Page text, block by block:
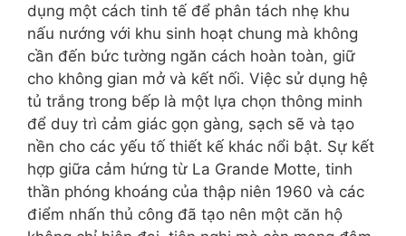
dụng một cách tinh tế để phân tách nhẹ khu
nấu nướng với khu sinh hoạt chung mà không
cần đến bức tường ngăn cách hoàn toàn, giữ
cho không gian mở và kết nối. Việc sử dụng hệ
tủ trắng trong bếp là một lựa chọn thông minh
để duy trì cảm giác gọn gàng, sạch sẽ và tạo
nền cho các yếu tố thiết kế khác nổi bật. Sự kết
hợp giữa cảm hứng từ La Grande Motte, tinh
thần phóng khoáng của thập niên 1960 và các
điểm nhấn thủ công đã tạo nên một căn hộ